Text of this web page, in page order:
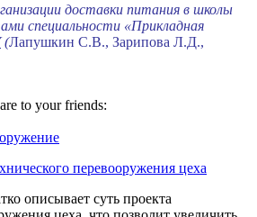
доставки питания в школы
специальности «Прикладная
(Лапушкин С.В., Зарипова Л.Д.,
to your friends:
перевооружения цеха
описывает суть проекта